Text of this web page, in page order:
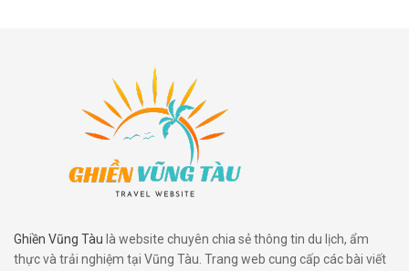
Ghiền Vũng Tàu là website chuyên chia sẻ thông tin du lịch, ẩm
thực và trải nghiệm tại Vũng Tàu. Trang web cung cấp các bài viết